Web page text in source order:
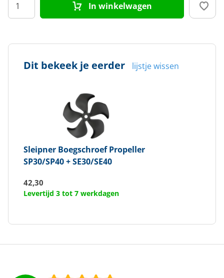
In winkelwagen
Dit bekeek je eerder lijstje wissen
Sleipner Boegschroef Propeller
SP30/SP40 + SE30/SE40
42,30
Levertijd 3 tot 7 werkdagen